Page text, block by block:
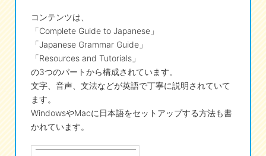
コンテンツは、
「Complete Guide to Japanese」
「Japanese Grammar Guide」
「Resources and Tutorials」
の3つのパートから構成されています。
文字、音声、文法などが英語で丁寧に説明されていて
ます。
WindowsやMacに日本語をセットアップする方法も書
かれています。